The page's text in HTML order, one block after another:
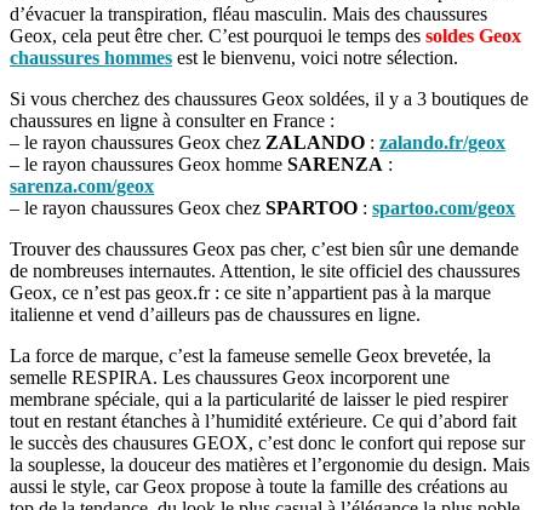
d’évacuer la transpiration, fléau masculin. Mais des chaussures
Geox, cela peut être cher. C’est pourquoi le temps des soldes Geox
chaussures hommes est le bienvenu, voici notre sélection.
Si vous cherchez des chaussures Geox soldées, il y a 3 boutiques de
chaussures en ligne à consulter en France :
– le rayon chaussures Geox chez ZALANDO : zalando.fr/geox
– le rayon chaussures Geox homme SARENZA :
sarenza.com/geox
– le rayon chaussures Geox chez SPARTOO : spartoo.com/geox
Trouver des chaussures Geox pas cher, c’est bien sûr une demande
de nombreuses internautes. Attention, le site officiel des chaussures
Geox, ce n’est pas geox.fr : ce site n’appartient pas à la marque
italienne et vend d’ailleurs pas de chaussures en ligne.
La force de marque, c’est la fameuse semelle Geox brevetée, la
semelle RESPIRA. Les chaussures Geox incorporent une
membrane spéciale, qui a la particularité de laisser le pied respirer
tout en restant étanches à l’humidité extérieure. Ce qui d’abord fait
le succès des chausures GEOX, c’est donc le confort qui repose sur
la souplesse, la douceur des matières et l’ergonomie du design. Mais
aussi le style, car Geox propose à toute la famille des créations au